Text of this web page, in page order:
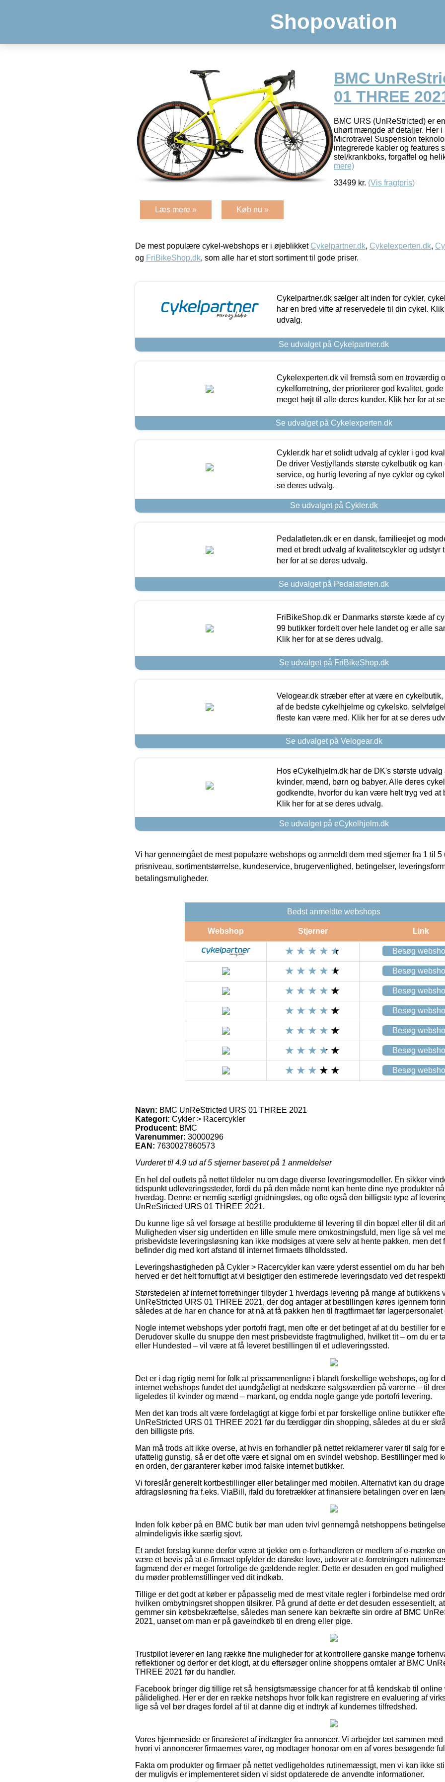
Shopovation
BMC
01 THREE
BMC URS (UnReStricted) er
uhørt mængde af detaljer. Her i
Microtravel Suspension
integrerede kabler og features
stel/krankboks, forgaffel og
mere)
33499 kr. (Vis fragtpris)
Læs mere » Køb nu »
De mest populære cykel-webshops er i øjeblikket Cykelpartner.dk, Cykelexperten.dk,
og FriBikeShop.dk, som alle har et stort sortiment til gode priser.
Cykelpartner.dk sælger alt inden for cykler,
har en bred vifte af reservedele til din cykel.
udvalg.
Se udvalget på Cykelpartner.dk
Cykelexperten.dk vil fremstå som en troværdig
cykelforretning, der prioriterer god kvalitet,
meget højt til alle deres kunder. Klik her for at
Se udvalget på Cykelexperten.dk
Cykler.dk har et solidt udvalg af cykler i god
De driver Vestjyllands største cykelbutik og kan
service, og hurtig levering af nye cykler og
se deres udvalg.
Se udvalget på Cykler.dk
Pedalatleten.dk er en dansk, familieejet og
med et bredt udvalg af kvalitetscykler og udstyr
her for at se deres udvalg.
Se udvalget på Pedalatleten.dk
FriBikeShop.dk er Danmarks største kæde af
99 butikker fordelt over hele landet og er alle
Klik her for at se deres udvalg.
Se udvalget på FriBikeShop.dk
Velogear.dk stræber efter at være en cykelbutik,
af de bedste cykelhjelme og cykelsko,
fleste kan være med. Klik her for at se deres
Se udvalget på Velogear.dk
Hos eCykelhjelm.dk har de DK's største udvalg
kvinder, mænd, børn og babyer. Alle deres
godkendte, hvorfor du kan være helt tryg ved at
Klik her for at se deres udvalg.
Se udvalget på eCykelhjelm.dk
Vi har gennemgået de mest populære webshops og anmeldt dem med stjerner fra 1 til 5
prisniveau, sortimentstørrelse, kundeservice, brugervenlighed, betingelser,
betalingsmuligheder.
Bedst anmeldte webshops
Webshop Stjerner Link
Besøg
Besøg
Besøg
Besøg
Besøg
Besøg
Besøg
Navn: BMC UnReStricted URS 01 THREE 2021
Kategori: Cykler > Racercykler
Producent: BMC
Varenummer: 30000296
EAN: 7630027860573
Vurderet til 4.9 ud af 5 stjerner baseret på 1 anmeldelser
En hel del outlets på nettet tildeler nu om dage diverse leveringsmodeller. En sikker
tidspunkt udleveringssteder, fordi du på den måde nemt kan hente dine nye produkter
hverdag. Denne er nemlig særligt gnidningsløs, og ofte også den billigste type af
UnReStricted URS 01 THREE 2021.
Du kunne lige så vel forsøge at bestille produkterne til levering til din bopæl eller til dit
Muligheden viser sig undertiden en lille smule mere omkostningsfuld, men lige så vel
prisbevidste leveringsløsning kan ikke modsiges at være selv at hente pakken, men det
befinder dig med kort afstand til internet firmaets tilholdssted.
Leveringshastigheden på Cykler > Racercykler kan være yderst essentiel om du har
herved er det helt fornuftigt at vi besigtiger den estimerede leveringsdato ved det
Størstedelen af internet forretninger tilbyder 1 hverdags levering på mange af butikkens
UnReStricted URS 01 THREE 2021, der dog antager at bestillingen køres igennem
således at de har en chance for at nå at få pakken hen til fragtfirmaet før lagerpersonalet
Nogle internet webshops yder portofri fragt, men ofte er det betinget af at du bestiller for
Derudover skulle du snuppe den mest prisbevidste fragtmulighed, hvilket tit – om du er
eller Hundested – vil være at få leveret bestillingen til et udleveringssted.
Det er i dag rigtig nemt for folk at prissammenligne i blandt forskellige webshops, og for
internet webshops fundet det uundgåeligt at nedskære salgsværdien på varerne – til
ligeledes til kvinder og mænd – markant, og endda nogle gange yde portofri levering.
Men det kan trods alt være fordelagtigt at kigge forbi et par forskellige online butikker
UnReStricted URS 01 THREE 2021 før du færdiggør din shopping, således at du er
den billigste pris.
Man må trods alt ikke overse, at hvis en forhandler på nettet reklamerer varer til salg for
ufattelig gunstig, så er det ofte være et signal om en svindel webshop. Bestillinger med
en orden, der garanterer køber imod falske internet butikker.
Vi foreslår generelt kortbestillinger eller betalinger med mobilen. Alternativt kan du
afdragsløsning fra f.eks. ViaBill, ifald du foretrækker at finansiere betalingen over en
Inden folk køber på en BMC butik bør man uden tvivl gennemgå netshoppens
almindeligvis ikke særlig sjovt.
Et andet forslag kunne derfor være at tjekke om e-forhandleren er medlem af e-mærke
være et bevis på at e-firmaet opfylder de danske love, udover at e-forretningen
fagmænd der er meget fortrolige de gældende regler. Dette er desuden en god mulighed
du møder problemstillinger ved dit indkøb.
Tillige er det godt at køber er påpasselig med de mest vitale regler i forbindelse med
hvilken ombytningsret shoppen tilsikrer. På grund af dette er det desuden essesentielt,
gemmer sin købsbekræftelse, således man senere kan bekræfte sin ordre af BMC
2021, uanset om man er på gaveindkøb til en dreng eller pige.
Trustpilot leverer en lang række fine muligheder for at kontrollere ganske mange
reflektioner og derfor er det klogt, at du eftersøger online shoppens omtaler af BMC
THREE 2021 før du handler.
Facebook bringer dig tillige ret så hensigtsmæssige chancer for at få kendskab til
pålidelighed. Her er der en række netshops hvor folk kan registrere en evaluering af
lige så vel bør drages fordel af til at danne dig et indtryk af kundernes tilfredshed.
Vores hjemmeside er finansieret af indtægter fra annoncer. Vi arbejder tæt sammen
hvori vi annoncerer firmaernes varer, og modtager honorar om en af vores besøgende
Fakta om produkter og firmaer på nettet vedligeholdes rutinemæssigt, men vi kan ikke
der muligvis er implementeret siden vi sidst opdaterede de anvendte informationer.